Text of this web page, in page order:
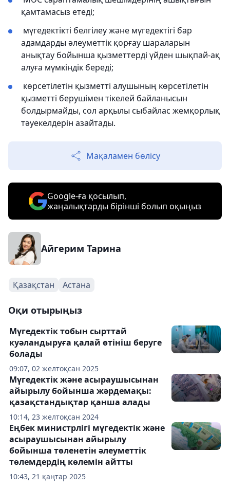
қамтамасыз етеді;
мүгедектікті белгілеу және мүгедектігі бар
адамдарды әлеуметтік қорғау шараларын
анықтау бойынша қызметтерді үйден шықпай-ақ
алуға мүмкіндік береді;
көрсетілетін қызметті алушының көрсетілетін
қызметті берушімен тікелей байланысын
болдырмайды, сол арқылы сыбайлас жемқорлық
тәуекелдерін азайтады.
Мақаламен бөлісу
Google-ға қосылып,
жаңалықтарды бірінші болып оқыңыз
Айгерим Тарина
Қазақстан Астана
Оқи отырыңыз
09:07, 02 желтоқсан 2025
Мүгедектік тобын сырттай
куәландыруға қалай өтініш беруге
болады
10:14, 23 желтоқсан 2024
Мүгедектік және асыраушысынан
айырылу бойынша жәрдемақы:
қазақстандықтар қанша алады
10:43, 21 қаңтар 2025
Еңбек министрлігі мүгедектік және
асыраушысынан айырылу
бойынша төленетін әлеуметтік
төлемдердің көлемін айтты